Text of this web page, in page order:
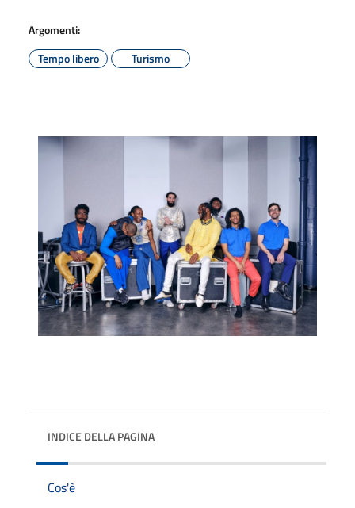
Argomenti:
Tempo libero
Turismo
INDICE DELLA PAGINA
Cos'è